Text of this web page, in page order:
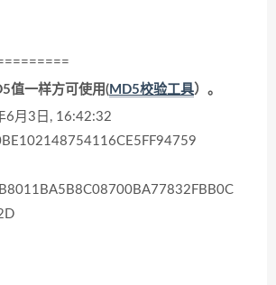
值一样方可使用( MD5校验工具）。
6月3日, 16:42:32